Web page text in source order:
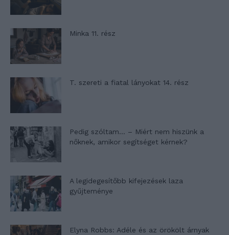
Minka 11. rész
T. szereti a fiatal lányokat 14. rész
Pedig szóltam… – Miért nem hiszünk a
nőknek, amikor segítséget kérnek?
A legidegesítőbb kifejezések laza
gyűjteménye
Elyna Robbs: Adéle és az örökölt árnyak